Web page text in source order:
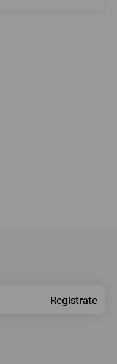
Regístrate